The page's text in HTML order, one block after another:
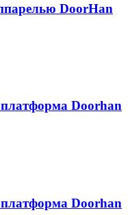
DoorHan
Doorhan
платформа Doorhan